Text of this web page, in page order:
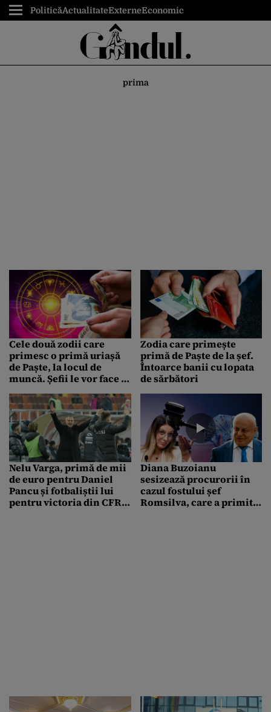
PoliticăActualitateExterneEconomic
prima
Cele două zodii care
primesc o primă uriașă
de Paște, la locul de
muncă. Șefii le vor face o
plăcută
Zodia care primește
primă de Paște de la șef.
Întoarce banii cu lopata
de sărbători
Nelu Varga, primă de mii
de euro pentru Daniel
Pancu și fotbaliștii lui
pentru victoria din CFR-
Diana Buzoianu
sesizează procurorii în
cazul fostului șef
Romsilva, care a primit